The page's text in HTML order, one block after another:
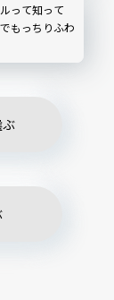
って知って
もっちりふわ